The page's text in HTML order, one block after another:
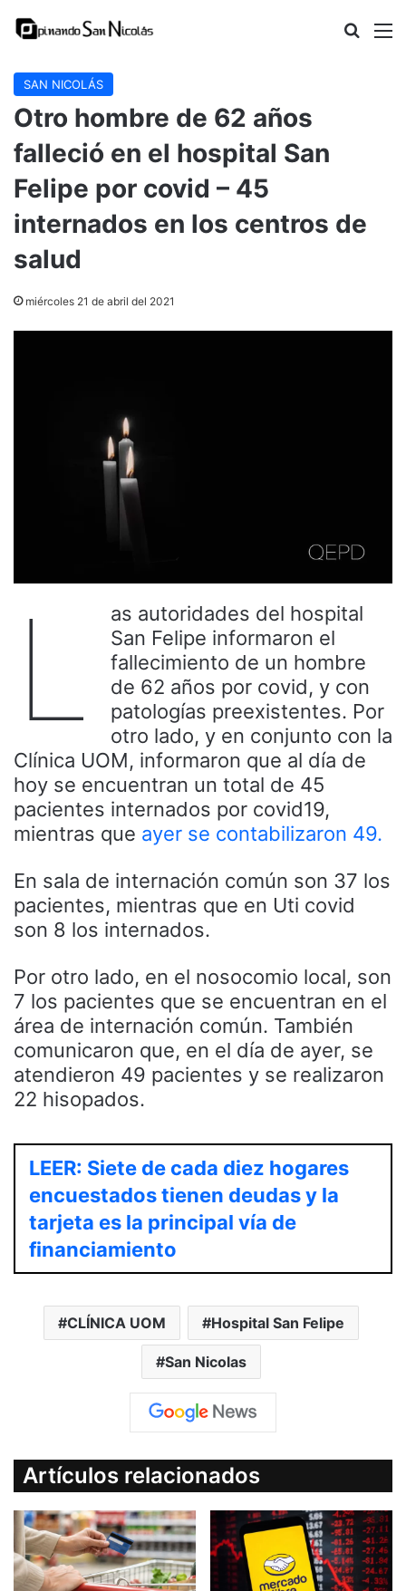
Buscar
SAN NICOLÁS
Otro hombre de 62 años
falleció en el hospital San
Felipe por covid – 45
internados en los centros de
salud
miércoles 21 de abril del 2021
L
as autoridades del hospital
San Felipe informaron el
fallecimiento de un hombre
de 62 años por covid, y con
patologías preexistentes. Por
otro lado, y en conjunto con la
Clínica UOM, informaron que al día de
hoy se encuentran un total de 45
pacientes internados por covid19,
mientras que ayer se contabilizaron 49.
En sala de internación común son 37 los
pacientes, mientras que en Uti covid
son 8 los internados.
Por otro lado, en el nosocomio local, son
7 los pacientes que se encuentran en el
área de internación común. También
comunicaron que, en el día de ayer, se
atendieron 49 pacientes y se realizaron
22 hisopados.
LEER: Siete de cada diez hogares
encuestados tienen deudas y la
tarjeta es la principal vía de
financiamiento
CLÍNICA UOM Hospital San Felipe
San Nicolas
Artículos relacionados